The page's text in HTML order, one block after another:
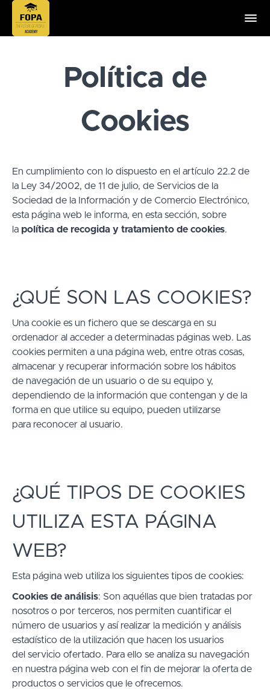
Política de
Cookies
En cumplimiento con lo dispuesto en el artículo 22.2 de
la Ley 34/2002, de 11 de julio, de Servicios de la
Sociedad de la Información y de Comercio Electrónico,
esta página web le informa, en esta sección, sobre
la política de recogida y tratamiento de cookies.
¿QUÉ SON LAS COOKIES?
Una cookie es un fichero que se descarga en su
ordenador al acceder a determinadas páginas web. Las
cookies permiten a una página web, entre otras cosas,
almacenar y recuperar información sobre los hábitos
de navegación de un usuario o de su equipo y,
dependiendo de la información que contengan y de la
forma en que utilice su equipo, pueden utilizarse
para reconocer al usuario.
¿QUÉ TIPOS DE COOKIES
UTILIZA ESTA PÁGINA
WEB?
Esta página web utiliza los siguientes tipos de cookies:
Cookies de análisis: Son aquéllas que bien tratadas por
nosotros o por terceros, nos permiten cuantificar el
número de usuarios y así realizar la medición y análisis
estadístico de la utilización que hacen los usuarios
del servicio ofertado. Para ello se analiza su navegación
en nuestra página web con el fin de mejorar la oferta de
productos o servicios que le ofrecemos.